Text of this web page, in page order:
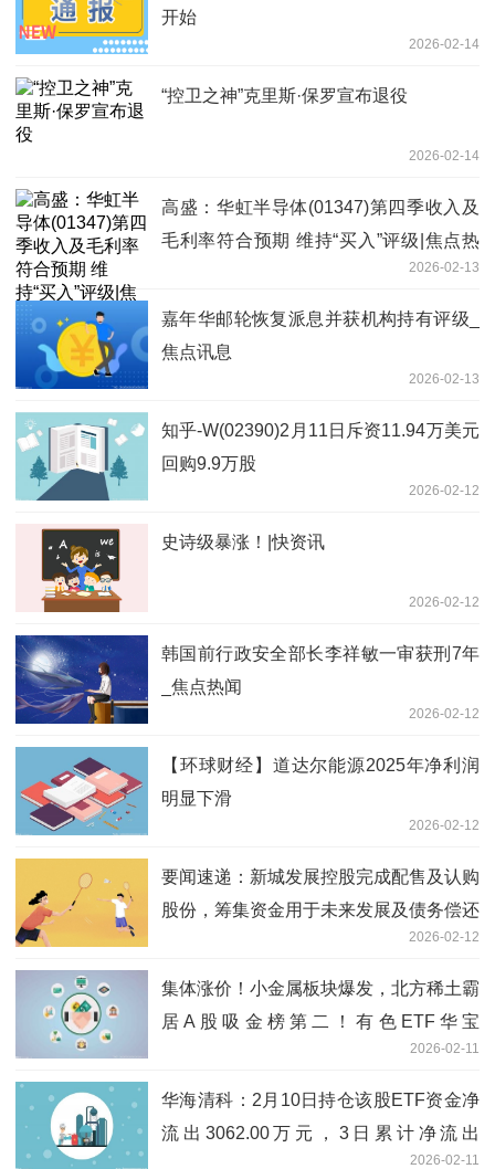
开始
2026-02-14
“控卫之神”克里斯·保罗宣布退役
2026-02-14
高盛：华虹半导体(01347)第四季收入及
毛利率符合预期 维持“买入”评级|焦点热
2026-02-13
嘉年华邮轮恢复派息并获机构持有评级_
焦点讯息
2026-02-13
知乎-W(02390)2月11日斥资11.94万美元
回购9.9万股
2026-02-12
史诗级暴涨！|快资讯
2026-02-12
韩国前行政安全部长李祥敏一审获刑7年
_焦点热闻
2026-02-12
【环球财经】道达尔能源2025年净利润
明显下滑
2026-02-12
要闻速递：新城发展控股完成配售及认购
股份，筹集资金用于未来发展及债务偿还
2026-02-12
集体涨价！小金属板块爆发，北方稀土霸
居A股吸金榜第二！有色ETF华宝
2026-02-11
华海清科：2月10日持仓该股ETF资金净
流出3062.00万元，3日累计净流出
2026-02-11